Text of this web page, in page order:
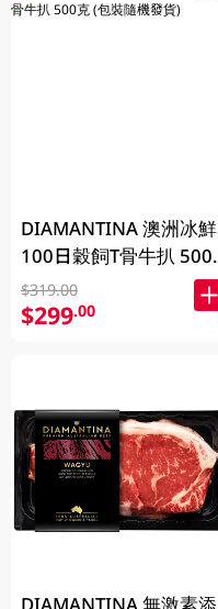
DIAMANTINA 澳洲冰鮮
100日穀飼T骨牛扒 500
克 (包裝隨機發貨)
$319.00
$299.00
DIAMANTINA 無激素添